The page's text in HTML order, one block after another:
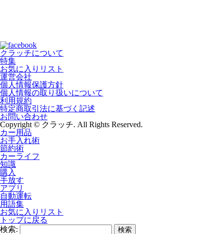
クラッチについて
特集
お気に入りリスト
運営会社
個人情報保護方針
個人情報の取り扱いについて
利用規約
特定商取引法に基づく記述
お問い合わせ
Copyright © クラッチ. All Rights Reserved.
カー用品
お手入れ術
節約術
カーライフ
知識
購入
手放す
アプリ
自動運転
用語集
お気に入りリスト
トップに戻る
検索: